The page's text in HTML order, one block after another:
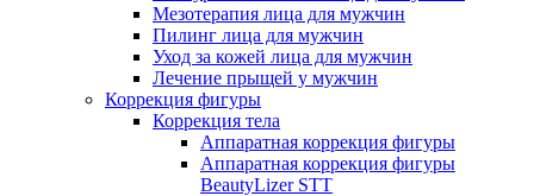
Мезотерапия лица для мужчин
Пилинг лица для мужчин
Уход за кожей лица для мужчин
Лечение прыщей у мужчин
Коррекция фигуры
Коррекция тела
Аппаратная коррекция фигуры
Аппаратная коррекция фигуры
BeautyLizer STT